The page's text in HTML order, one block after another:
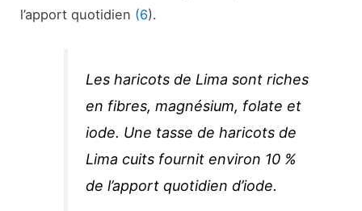
l’apport quotidien (6).
Les haricots de Lima sont riches
en fibres, magnésium, folate et
iode. Une tasse de haricots de
Lima cuits fournit environ 10 %
de l’apport quotidien d’iode.